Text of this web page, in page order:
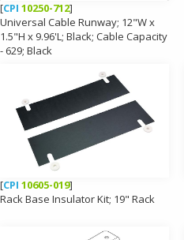
[CPI 10250-712]
Universal Cable Runway; 12"W x
1.5"H x 9.96'L; Black; Cable Capacity
- 629; Black
[CPI 10605-019]
Rack Base Insulator Kit; 19" Rack